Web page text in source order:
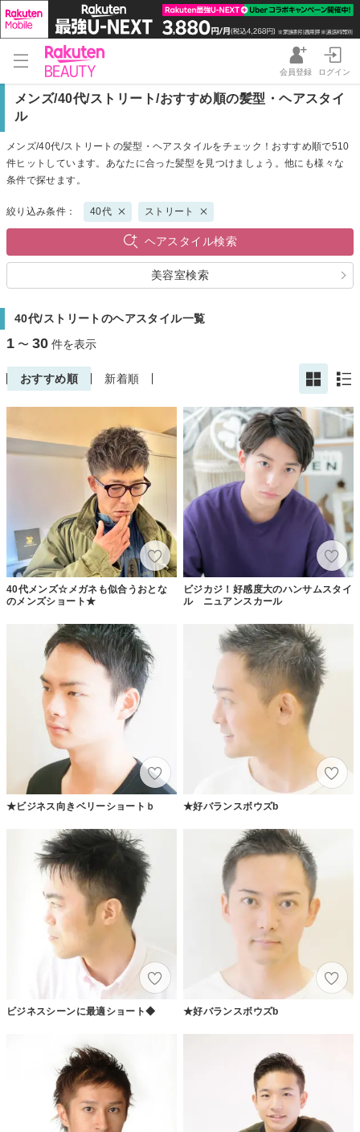
会員登録 ログイン
メンズ/40代/ストリート/おすすめ順の髪型・ヘアスタイ
ル
メンズ/40代/ストリートの髪型・ヘアスタイルをチェック！おすすめ順で510
件ヒットしています。あなたに合った髪型を見つけましょう。他にも様々な
条件で探せます。
絞り込み条件： 40代 ストリート
ヘアスタイル検索
美容室検索
40代/ストリートのヘアスタイル一覧
1 〜 30 件を表示
おすすめ順 新着順
40代メンズ☆メガネも似合うおとな
のメンズショート★
ビジカジ！好感度大のハンサムスタイ
ル ニュアンスカール
★ビジネス向きベリーショートｂ ★好バランスボウズb
ビジネスシーンに最適ショート◆ ★好バランスボウズb